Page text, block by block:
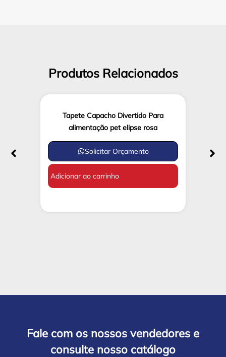
Produtos Relacionados
Tapete Capacho Divertido Para
alimentação pet elipse rosa
Solicitar Orçamento
Adicionar ao carrinho
Fale com os nossos vendedores e
consulte nosso catálogo